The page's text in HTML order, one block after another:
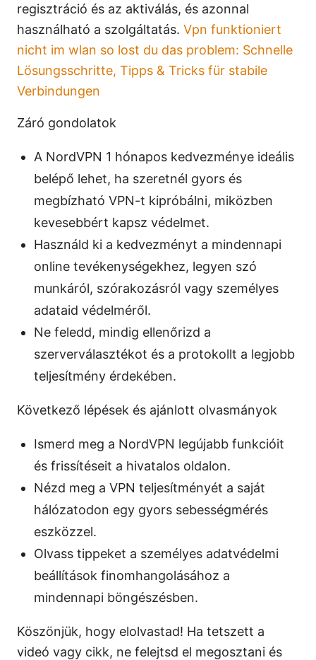
regisztráció és az aktiválás, és azonnal
használható a szolgáltatás. Vpn funktioniert
nicht im wlan so lost du das problem: Schnelle
Lösungsschritte, Tipps & Tricks für stabile
Verbindungen
Záró gondolatok
A NordVPN 1 hónapos kedvezménye ideális
belépő lehet, ha szeretnél gyors és
megbízható VPN-t kipróbálni, miközben
kevesebbért kapsz védelmet.
Használd ki a kedvezményt a mindennapi
online tevékenységekhez, legyen szó
munkáról, szórakozásról vagy személyes
adataid védelméről.
Ne feledd, mindig ellenőrizd a
szerverválasztékot és a protokollt a legjobb
teljesítmény érdekében.
Következő lépések és ajánlott olvasmányok
Ismerd meg a NordVPN legújabb funkcióit
és frissítéseit a hivatalos oldalon.
Nézd meg a VPN teljesítményét a saját
hálózatodon egy gyors sebességmérés
eszközzel.
Olvass tippeket a személyes adatvédelmi
beállítások finomhangolásához a
mindennapi böngészésben.
Köszönjük, hogy elolvastad! Ha tetszett a
videó vagy cikk, ne felejtsd el megosztani és